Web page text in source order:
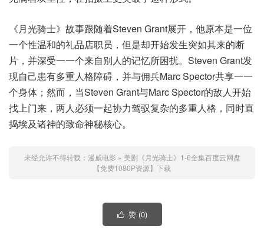
《月光骑士》故事跟随着Steven Grant展开，他原本是一位
一个性温和的礼品店职员，但是却开始发生突如其来的断
片，并深受一一个来自别人的记忆所困扰。Steven Grant发
现自己患有多重人格障碍，并与佣兵Marc Spector共享一一
个身体；然而，当Steven Grant与Marc Spector的敌人开始
找上门来，两人必须一起协力驾驭复杂的多重人格，同时直
捣埃及诸神的致命神秘核心。
未经允许不得转载： 漫威电影 » 美剧《月光骑士》1-6全集百度云网盘
【免费1080P资源】下载
 赞 (0)